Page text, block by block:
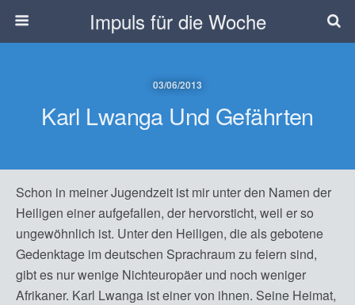
Impuls für die Woche
03/06/2013
Karl Lwanga Und Gefährten
Schon in meiner Jugendzeit ist mir unter den Namen der
Heiligen einer aufgefallen, der hervorsticht, weil er so
ungewöhnlich ist. Unter den Heiligen, die als gebotene
Gedenktage im deutschen Sprachraum zu feiern sind,
gibt es nur wenige Nichteuropäer und noch weniger
Afrikaner. Karl Lwanga ist einer von ihnen. Seine Heimat,